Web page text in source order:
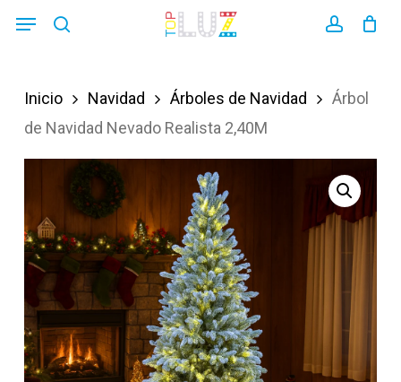
content
Menu
Inicio Navidad Árboles de Navidad
Árbol
de Navidad Nevado Realista 2,40M